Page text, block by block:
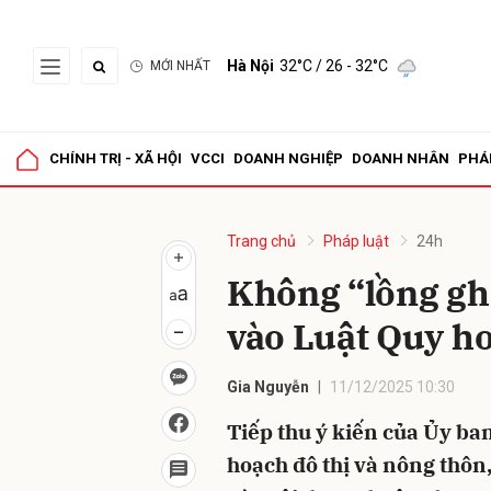
MỚI NHẤT Hà Nội 32°C/ 26 - 32°C
CHÍNH TRỊ - XÃ HỘI VCCI DOANH NGHIỆP DOANH NHÂN
Trang chủ Pháp luật 24h
Không “lồng
vào Luật Quy
Gia Nguyễn 11/12/2025 10:30
Tiếp thu ý kiến của Ủy
hoạch đô thị và nông